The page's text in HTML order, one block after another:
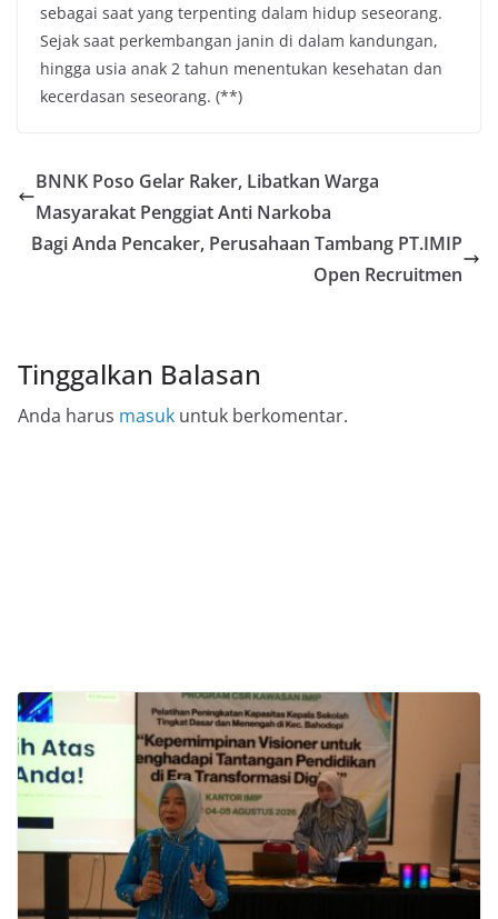
sebagai saat yang terpenting dalam hidup seseorang.
Sejak saat perkembangan janin di dalam kandungan,
hingga usia anak 2 tahun menentukan kesehatan dan
kecerdasan seseorang. (**)
BNNK Poso Gelar Raker, Libatkan Warga
Masyarakat Penggiat Anti Narkoba
Bagi Anda Pencaker, Perusahaan Tambang PT.IMIP
Open Recruitmen
Tinggalkan Balasan
Anda harus masuk untuk berkomentar.